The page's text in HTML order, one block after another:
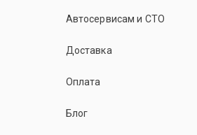
Автосервисам и СТО
Доставка
Оплата
Блог